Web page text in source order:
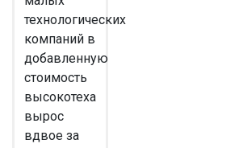
технологических
компаний в
добавленную
стоимость
высокотеха
вырос
вдвое за